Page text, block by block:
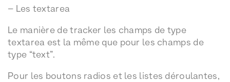
– Les textarea
Le manière de tracker les champs de type
textarea est la même que pour les champs de
type “text”.
Pour les boutons radios et les listes déroulantes,